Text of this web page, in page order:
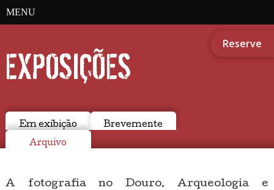
MENU
Reserve
EXPOSIÇÕES
Em exibição Brevemente
Arquivo
A fotografia no Douro. Arqueologia e